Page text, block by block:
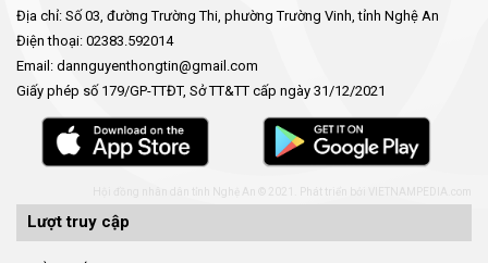
Địa chỉ: Số 03, đường Trường Thi, phường Trường Vinh, tỉnh Nghệ An
Điện thoại: 02383.592014
Email: dannguyenthongtin@gmail.com
Giấy phép số 179/GP-TTĐT, Sở TT&TT cấp ngày 31/12/2021
Hội đồng nhân dân tỉnh Nghệ An © 2021. Phát triển bởi
Lượt truy cập